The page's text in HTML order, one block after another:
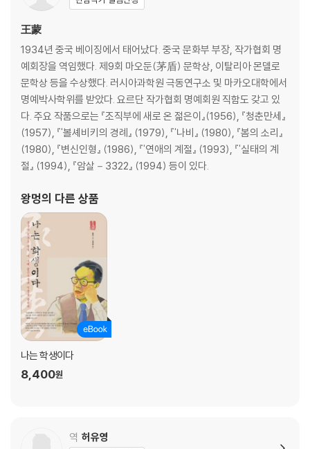
해낸다. 즉 『나는 장자다』는 『장자』를 왕멍이라는 스펙트럼에 투과하여 빚
어내는 ‘왕멍 판본의 장자’이다. 그는 장자 못지않은 과감하고 유려한 문체
로 장자사상이 21세기를 살아가는 현재의 독자에게 어떻게 관계를 맺고 있
는지, 우리의 철학과 문화 속에서 어떤 의미를 지니고 있는지 짚어준다.
미국처럼 생존경쟁을 강조하고, 이론상으로나 법적으로나 적어도 공정한
경쟁규칙을 수립하려 하고, 노장사상의 무위無爲(아무것도 하지 않음)나
부쟁不爭(다투지 않음) 같은 개념은 절대로 제창하지 않을 나라에서도 경
쟁에서 실패한 사람들이 절망해 무차별적으로 사람을 죽이거나 테러 등 심
각한 범죄를 일으키기도 한다. 또 경쟁에서 요행히 승리한 행운아들도 부
패하고 타락하거나 정신병에 걸리는 비극을 낳기도 한다. 할리우드 스타들
이 약물중독으로 사망한 사례가 적지 않다. 하지만 중국의 조숙했던 철학
자 장자는 너무 일찍부터 이 모든 경쟁의 황당함과 비애를 알아버렸고, 이
모든 걸 너무 일찍부터 경멸했다._소요유逍遙游: 위대한 날갯짓과 자유
로운 휴식, 42쪽
어쩌면 그는 우리에게 거대한 기상과 자유로운 소요를 추구한다면 보잘것
없고 용속한 이들에게 조롱당하더라도 아랑곳하지 않아야 하므로 마음의
준비를 하라고 알려주기 위해 이런 글을 썼을지도 모른다. 한발 더 물러나
절대적인 소요에 다다를 수 없다 해도 ‘소요’라는 두 글자를 아는 것만으로
도 이미 목표가 생겼으니 조급해할 것 없다는 메시지를 전달하는지도 모른
다._소요유逍遙游: 위대한 날갯짓과 자유로운 휴식, 27쪽
벗어나 내면 정신세계의 자유와 독립을 누리라고 역설한다. 인생의 밑바닥
5부 덕충부德充符 결코 패배하지 않는 자기 수호
20. 『장자』와 『홍루몽』 21. 지인至人의 완벽함
6부 대종사大宗師 좌망坐忘과 통달의 자신감과 쓴웃음
22. 진인론眞人論 23. 득도의 즐거움 24. 학문의 과정 25. 생사를 초월하
다 26. 오직 한결 같은 도
7부 응제왕應帝王 주체성, 염담恬淡, 심장深藏, 변역變易, 그리고 혼돈
混沌
27. 주제가 없는 치국 28. 혼돈의 오묘한 깨달음
王蒙
1934년 중국 베이징에서 태어났다. 중국 문화부 부장, 작가협회 명
예회장을 역임했다. 제9회 마오둔(茅盾) 문학상, 이탈리아 몬델로
문학상 등을 수상했다. 러시아과학원 극동연구소 및 마카오대학에서
명예박사학위를 받았다. 요르단 작가협회 명예회원 직함도 갖고 있
다. 주요 작품으로는 『조직부에 새로 온 젊은이』(1956), 『청춘만세』
(1957), 『'볼셰비키의 경례』 (1979), 『'나비』 (1980), 『봄의 소리』
(1980), 『변신인형』 (1986), 『'연애의 계절』 (1993), 『'실태의 계
절』 (1994), 『암살－3322』 (1994) 등이 있다.
왕멍의 다른 상품
나는 학생이다
8,400원
역 허유영